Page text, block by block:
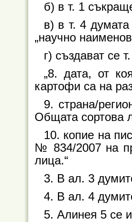
б) в т. 1
в) в т. 4 думата
„научно
г) създават се
„8. дата, от
картофи са на
9. страна/
Общата сортова
10. копие на
№ 834/2007 на
лица.“
3. В ал. 3
4. В ал. 4
5. Алинея 5 се